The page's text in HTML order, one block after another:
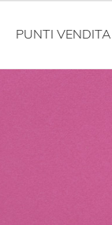
PUNTI VENDITA